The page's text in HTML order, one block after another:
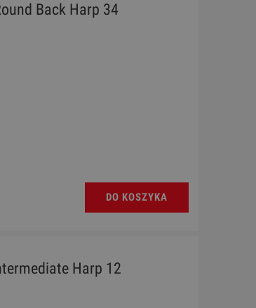
Back Harp 34
DO KOSZYKA
Harp 12